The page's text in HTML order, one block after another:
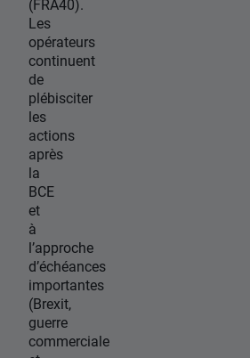
(FRA40).
Les
opérateurs
continuent
de
plébisciter
les
actions
après
la
BCE
et
à
l’approche
d’échéances
importantes
(Brexit,
guerre
commerciale